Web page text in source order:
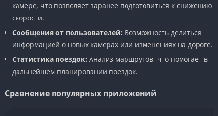
камере, что позволяет заранее подготовиться к снижению
скорости.
Сообщения от пользователей: Возможность делиться
информацией о новых камерах или изменениях на дороге.
Статистика поездок: Анализ маршрутов, что помогает в
дальнейшем планировании поездок.
Сравнение популярных приложений